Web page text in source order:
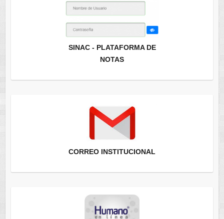
SINAC - PLATAFORMA DE
NOTAS
CORREO INSTITUCIONAL